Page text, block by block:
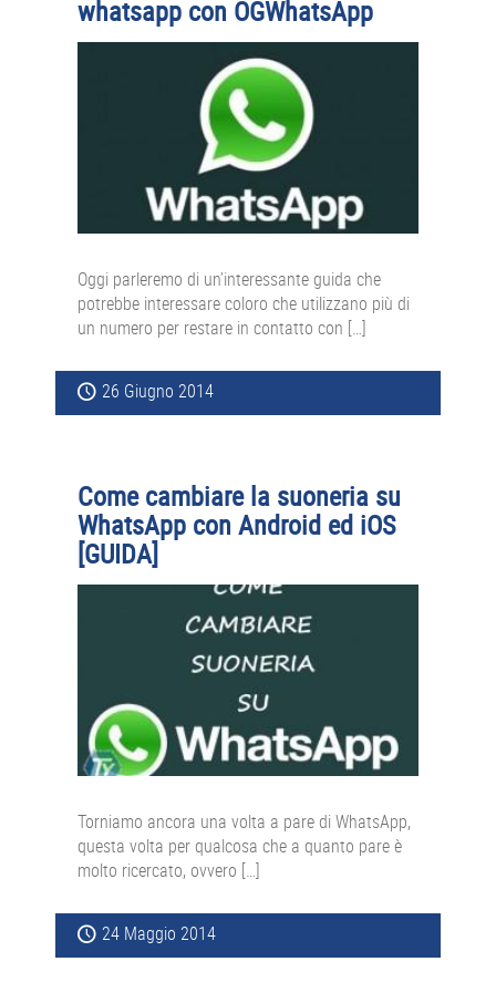
whatsapp con OGWhatsApp
Oggi parleremo di un’interessante guida che
potrebbe interessare coloro che utilizzano più di
un numero per restare in contatto con […]
26 Giugno 2014
Come cambiare la suoneria su
WhatsApp con Android ed iOS
[GUIDA]
Torniamo ancora una volta a pare di WhatsApp,
questa volta per qualcosa che a quanto pare è
molto ricercato, ovvero […]
24 Maggio 2014